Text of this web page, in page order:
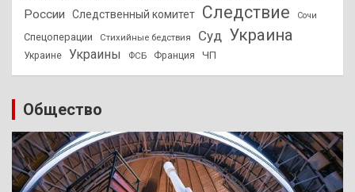
России
Следственный комитет Следствие Сочи
Спецоперации Стихийные бедствия Суд Украина
Украине Украины ФСБ Франция ЧП
Общество